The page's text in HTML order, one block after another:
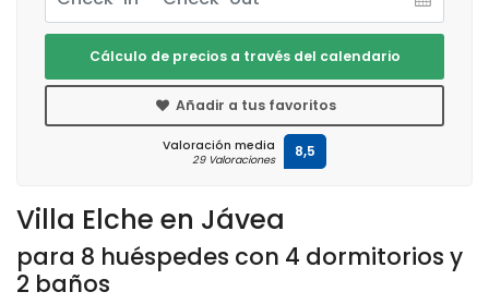
Villa Elche en Jávea
para 8 huéspedes con 4 dormitorios y
2 baños
Cálculo de precios a través del calendario
Añadir a tus favoritos
Valoración media
29 Valoraciones 8,5